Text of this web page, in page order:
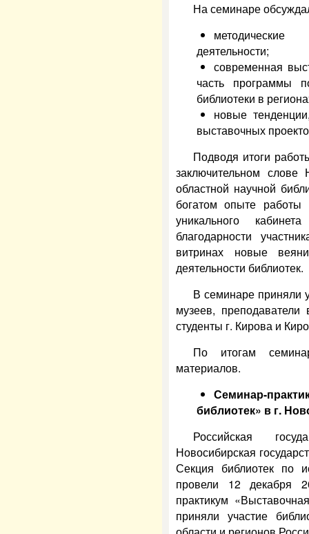
На семинаре
деятельности;
современная
часть программы
библиотеки в
новые
выставочных
Подводя итоги
заключительном
областной научной
богатом опыте работы
уникального
благодарности
витринах новые
деятельности библиотек.
В семинаре приняли
музеев,
студенты г. Кирова и
По итогам
материалов.
Семинар-
библиотек» в г.
Российская
Новосибирская
Секция библиотек по
провели 12 декабря
практикум
приняли участие